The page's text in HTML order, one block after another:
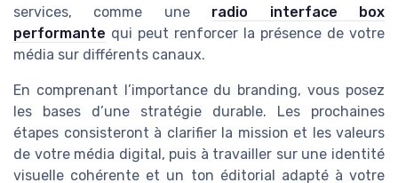
services, comme une radio interface box
performante qui peut renforcer la présence de votre
média sur différents canaux.
En comprenant l’importance du branding, vous posez
les bases d’une stratégie durable. Les prochaines
étapes consisteront à clarifier la mission et les valeurs
de votre média digital, puis à travailler sur une identité
visuelle cohérente et un ton éditorial adapté à votre